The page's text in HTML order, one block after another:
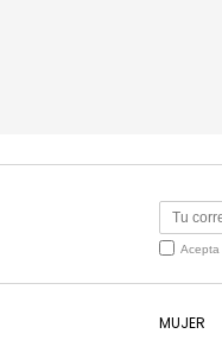
Acepta
MUJER